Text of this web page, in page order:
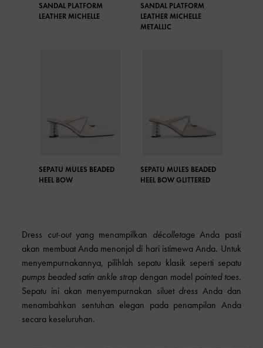
SANDAL PLATFORM
LEATHER MICHELLE
SANDAL PLATFORM
LEATHER MICHELLE
METALLIC
SEPATU MULES BEADED
HEEL BOW
SEPATU MULES BEADED
HEEL BOW GLITTERED
Dress cut-outyang menampilkan décolletageAnda pasti
akan membuat Anda menonjol di hari istimewa Anda. Untuk
menyempurnakannya, pilihlah sepatu klasik seperti sepatu
pumps beaded satin ankle strap dengan model pointed toes.
Sepatu ini akan menyempurnakan siluet dress Anda dan
menambahkan sentuhan elegan pada penampilan Anda
secara keseluruhan.